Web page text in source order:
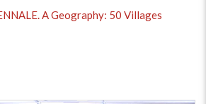
A Geography: 50 Villages